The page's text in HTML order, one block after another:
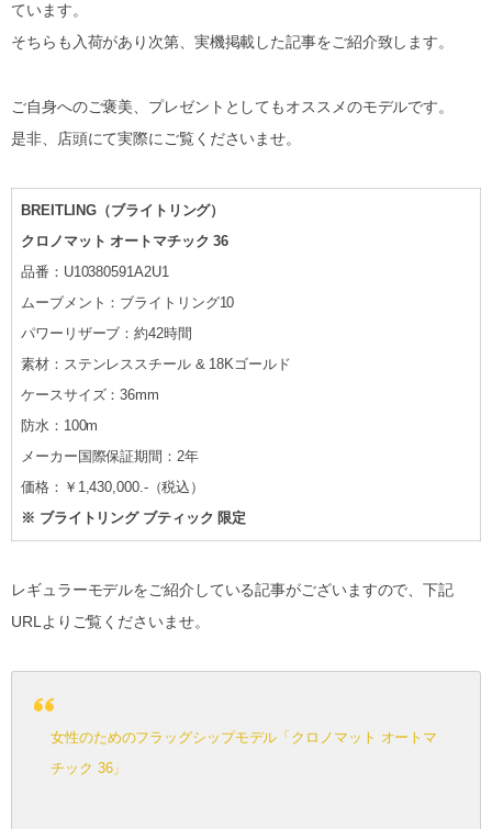
ています。
そちらも入荷があり次第、実機掲載した記事をご紹介致します。
ご自身へのご褒美、プレゼントとしてもオススメのモデルです。
是非、店頭にて実際にご覧くださいませ。
BREITLING（ブライトリング）
クロノマット オートマチック 36
品番：U10380591A2U1
ムーブメント：ブライトリング10
パワーリザーブ：約42時間
素材：ステンレススチール & 18Kゴールド
ケースサイズ：36mm
防水：100m
メーカー国際保証期間：2年
価格：￥1,430,000.-（税込）
※ ブライトリング ブティック 限定
レギュラーモデルをご紹介している記事がございますので、下記
URLよりご覧くださいませ。
女性のためのフラッグシップモデル「クロノマット オートマ
チック 36」